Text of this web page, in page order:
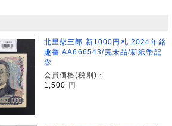
北里柴三郎 新1000円札 2024年銘
趣番 AA666543/完未品/新紙幣記
念
会員価格(税別)：
1,500
円